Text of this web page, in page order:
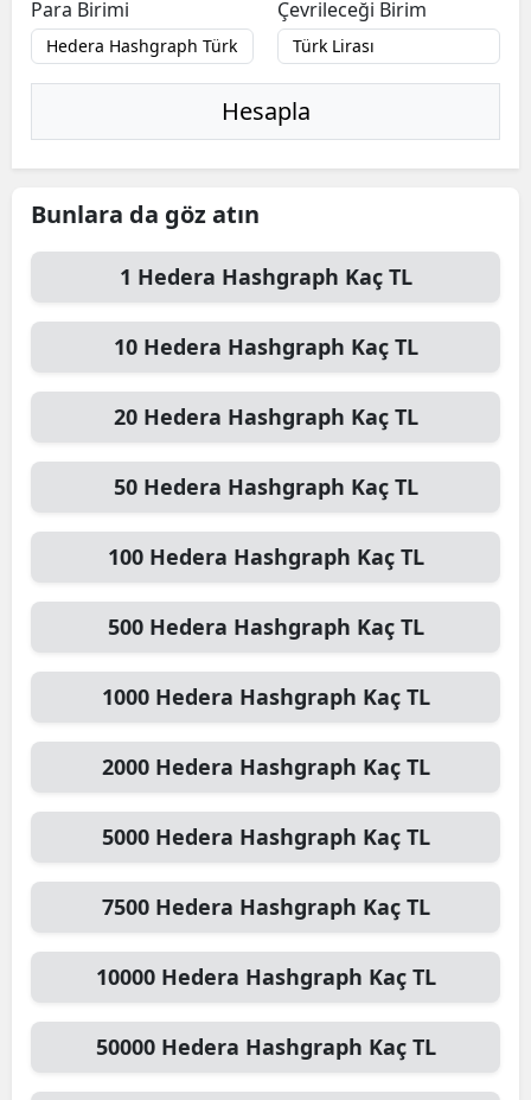
Bitlis
Bolu
Çankırı
Denizli
Diyarbakır
Edirne
Elazığ
Eskişehir
Gaziantep
Giresun
Gümüşhane
Hakkari
Hatay
Isparta
Mersin
İstanbul
İzmir
Para Birimi
Çevrileceği Birim
Hesapla
Bunlara da göz atın
1 Hedera Hashgraph Kaç TL
10 Hedera Hashgraph Kaç TL
20 Hedera Hashgraph Kaç TL
50 Hedera Hashgraph Kaç TL
100 Hedera Hashgraph Kaç TL
500 Hedera Hashgraph Kaç TL
1000 Hedera Hashgraph Kaç TL
2000 Hedera Hashgraph Kaç TL
5000 Hedera Hashgraph Kaç TL
7500 Hedera Hashgraph Kaç TL
10000 Hedera Hashgraph Kaç TL
50000 Hedera Hashgraph Kaç TL